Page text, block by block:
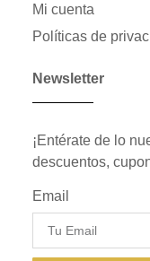
Mi cuenta
Políticas de
Newsletter
¡Entérate de lo
descuentos,
Email